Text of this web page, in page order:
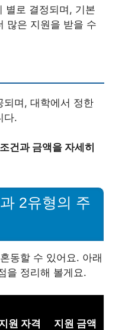
별로 결정되며, 기본
많은 지원을 받을 수
되며, 대학에서 정한
다.
건과 금액을 자세히
2유형의 주
동할 수 있어요. 아래
을 정리해 볼게요.
원 자격 지원 금액